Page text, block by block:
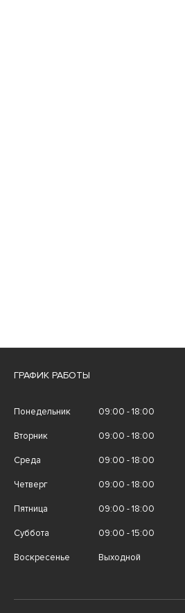
ГРАФИК РАБОТЫ
Понедельник 09:00 - 18:00
Вторник 09:00 - 18:00
Среда 09:00 - 18:00
Четверг 09:00 - 18:00
Пятница 09:00 - 18:00
Суббота 09:00 - 15:00
Воскресенье Выходной